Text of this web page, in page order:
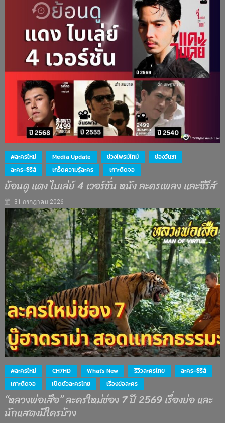
#ละครใหม่ Media Update ช่วงไพรม์ไทม์
ช่องวัน31
ละคร-ซีรีส์
เกร็ดความรู้ละคร เกาะติดจอ
ย้อนดู แดง ไบเล่ย์ 4 เวอร์ชั่น หนัง ละครเพลง และซีรีส์
31 กรกฎาคม 2026
#ละครใหม่ CH7HD What's New รีวิวละครไทย
ละคร-ซีรีส์
เกาะติดจอ
เปิดตัวละครไทย เรื่องย่อละคร
“หลวงพ่อเสือ” ละครใหม่ช่อง 7 ปี 2569 เรื่องย่อ และ
นักแสดงมีใครบ้าง